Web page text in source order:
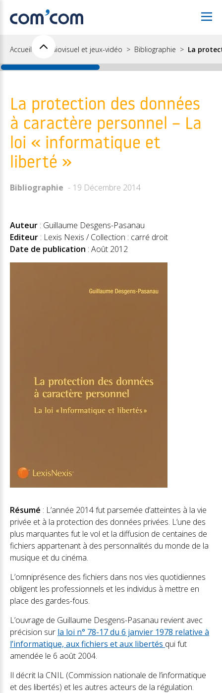
Accueil Audiovisuel et jeux-vidéo Bibliographie La
La protection des données
à caractère personnel – La
loi « informatique et
liberté »
Bibliographie 19 Décembre 2014
Auteur : Guillaume Desgens-Pasanau
Editeur : Lexis Nexis / Collection : carré droit
Date de publication : Août 2012
Résumé : L’année 2014 fut parsemée d’atteintes à la vie
privée et à la protection des données privées. L’une des
plus marquantes fut le vol et la diffusion de centaines de
fichiers appartenant à des personnalités du monde de la
musique et du cinéma.
L’omniprésence des fichiers dans nos vies quotidiennes
obligent les professionnels et les individus à mettre en
place des gardes-fous.
L’ouvrage de Guillaume Desgens-Pasanau revient avec
précision sur la loi n° 78-17 du 6 janvier 1978 relative à
l’informatique, aux fichiers et aux libertés qui fut
amendée le 6 août 2004.
Il décrit la CNIL (Commission nationale de l’informatique
et des libertés) et les autres acteurs de la régulation.